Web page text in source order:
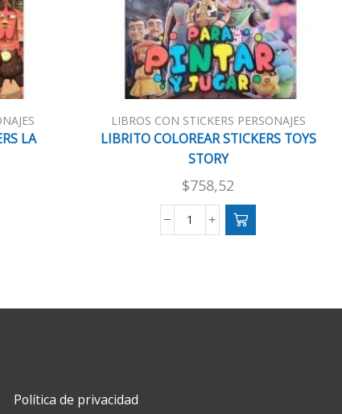
LA
LIBROS CON STICKERS PERSONAJES
LIBRITO COLOREAR STICKERS TOYS
STORY
$758,52
LIBRITO
cantidad
Política de privacidad